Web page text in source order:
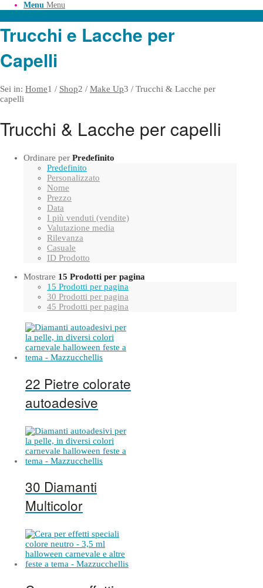
Menu Menu
Trucchi e Lacche per
Capelli
Sei in: Home1 / Shop2 / Make Up3 / Trucchi & Lacche per
capelli
Trucchi & Lacche per capelli
Ordinare per Predefinito
Predefinito
Personalizzato
Nome
Prezzo
Data
I più venduti (vendite)
Valutazione media
Rilevanza
Casuale
ID Prodotto
Mostrare 15 Prodotti per pagina
15 Prodotti per pagina
30 Prodotti per pagina
45 Prodotti per pagina
22 Pietre colorate
autoadesive
30 Diamanti
Multicolor